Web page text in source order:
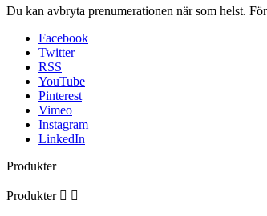
Du kan avbryta prenumerationen när som helst.
Facebook
Twitter
RSS
YouTube
Pinterest
Vimeo
Instagram
LinkedIn
Produkter
Produkter  